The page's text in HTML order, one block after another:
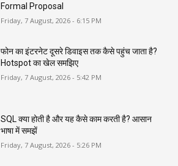
Formal Proposal
Friday, 7 August, 2026 - 6:15 PM
फोन का इंटरनेट दूसरे डिवाइस तक कैसे पहुंच जाता है?
Hotspot का खेल समझिए
Friday, 7 August, 2026 - 5:42 PM
SQL क्या होती है और यह कैसे काम करती है? आसान
भाषा में समझें
Friday, 7 August, 2026 - 5:26 PM